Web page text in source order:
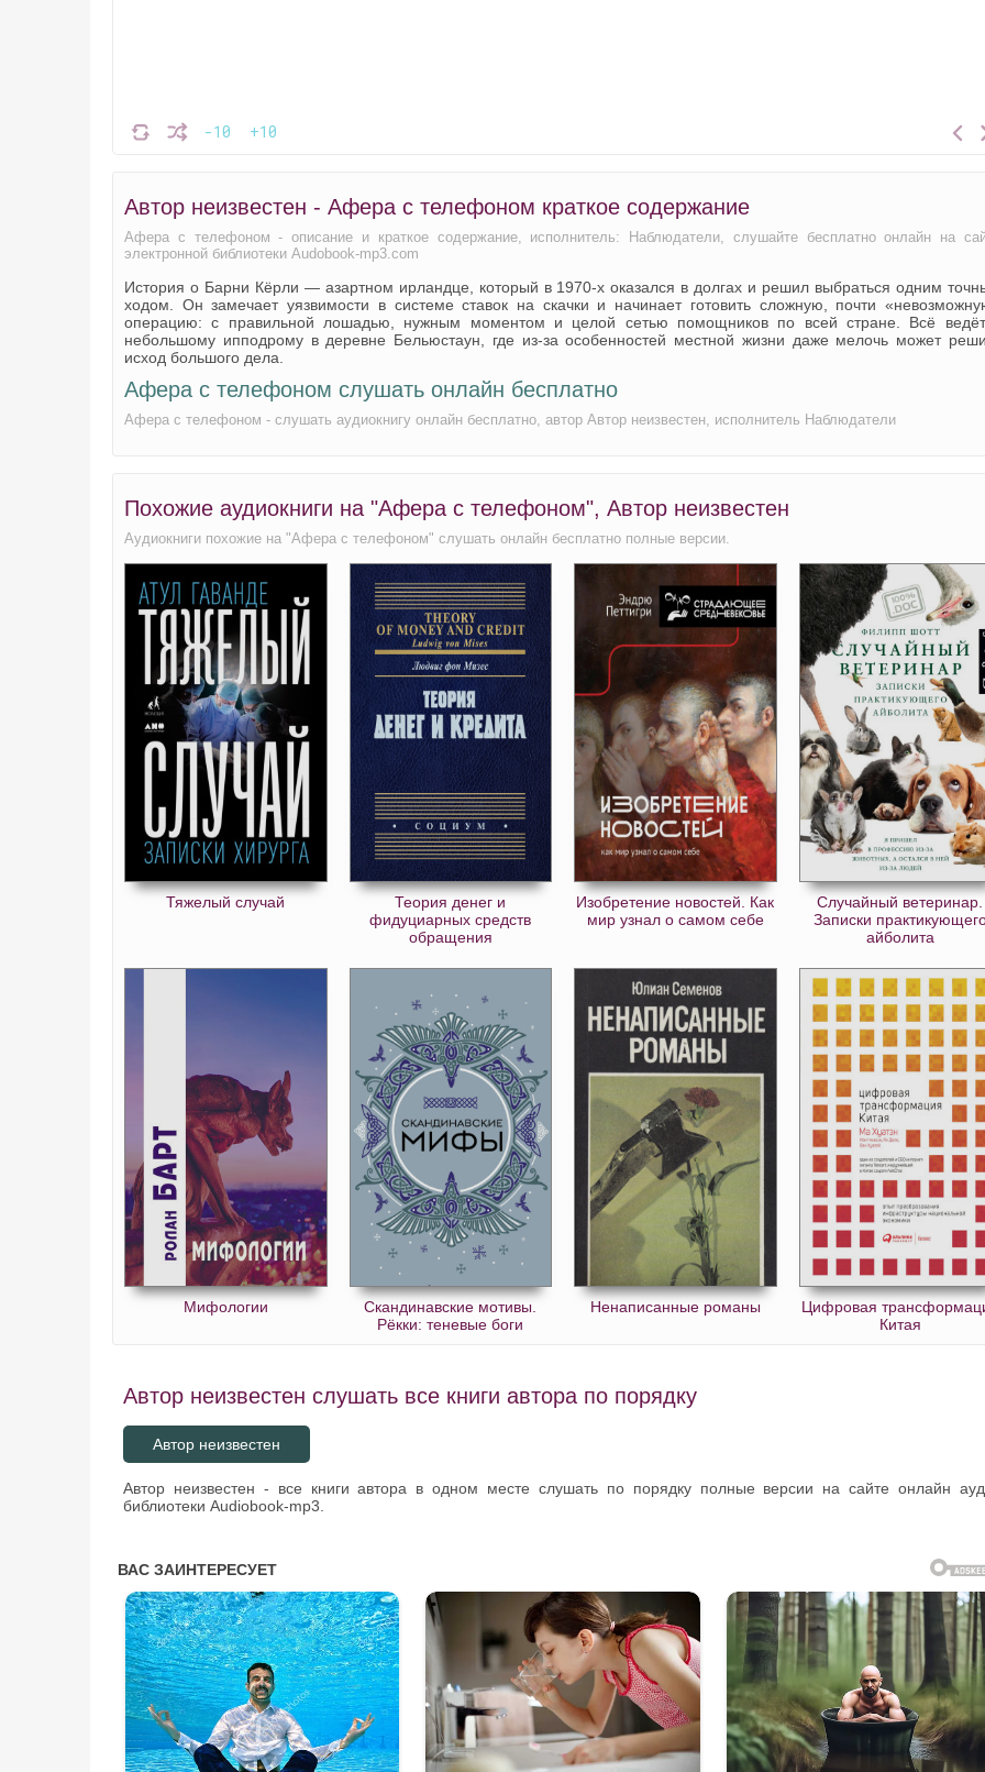
-10 +10
Автор неизвестен - Афера с телефоном краткое содержание
Афера с телефоном - описание и краткое содержание, исполнитель: Наблюдатели, слушайте бесплатно онлайн на
электронной библиотеки Audobook-mp3.com
История о Барни Кёрли — азартном ирландце, который в 1970‑х оказался в долгах и решил выбраться одним
ходом. Он замечает уязвимости в системе ставок на скачки и начинает готовить сложную, почти
операцию: с правильной лошадью, нужным моментом и целой сетью помощников по всей стране. Всё
небольшому ипподрому в деревне Бельюстаун, где из-за особенностей местной жизни даже мелочь может
исход большого дела.
Афера с телефоном слушать онлайн бесплатно
Афера с телефоном - слушать аудиокнигу онлайн бесплатно, автор Автор неизвестен, исполнитель Наблюдатели
Похожие аудиокниги на "Афера с телефоном", Автор неизвестен
Аудиокниги похожие на "Афера с телефоном" слушать онлайн бесплатно полные версии.
Тяжелый случай
Теория денег и
фидуциарных средств
обращения
Изобретение новостей. Как
мир узнал о самом себе
Случайный ветеринар.
Записки
айболита
Мифологии
Скандинавские мотивы.
Рёкки: теневые боги
Ненаписанные романы
Цифровая
Китая
Автор неизвестен слушать все книги автора по порядку
Автор неизвестен
Автор неизвестен - все книги автора в одном месте слушать по порядку полные версии на сайте онлайн
библиотеки Audiobook-mp3.